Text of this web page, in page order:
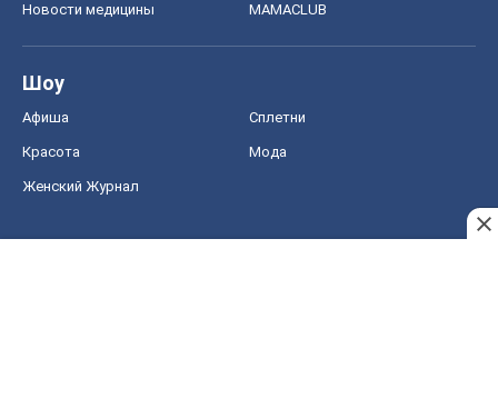
Новости медицины MAMACLUB
Шоу
Афиша Сплетни
Красота Мода
Женский Журнал